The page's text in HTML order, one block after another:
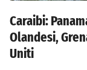
Caraibi:
Olandesi,
Uniti